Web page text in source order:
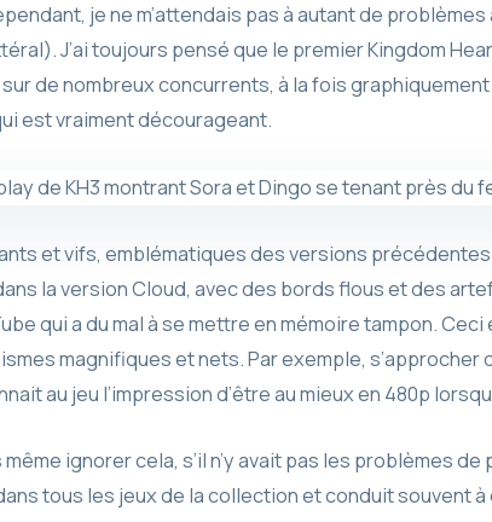
je ne m’attendais pas à autant de
J’ai toujours pensé que le premier Kingdom
de nombreux concurrents, à la fois
est vraiment décourageant.
et vifs, emblématiques des versions précédentes
la version Cloud, avec des bords flous et des
qui a du mal à se mettre en mémoire tampon.
magnifiques et nets. Par exemple, s’approcher
au jeu l’impression d’être au mieux en 480p
ignorer cela, s’il n’y avait pas les problèmes
tous les jeux de la collection et conduit souvent